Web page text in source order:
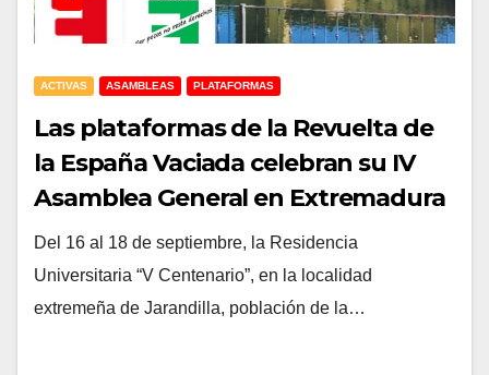
ACTIVAS ASAMBLEAS PLATAFORMAS
Las plataformas de la Revuelta de
la España Vaciada celebran su IV
Asamblea General en Extremadura
para trazar su Plan de Acción anual
Del 16 al 18 de septiembre, la Residencia
Universitaria “V Centenario”, en la localidad
extremeña de Jarandilla, población de la…